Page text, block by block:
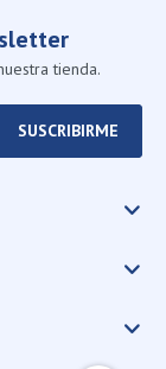
tienda.
SUSCRIBIRME